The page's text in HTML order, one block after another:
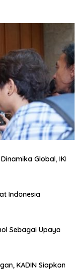
Global, IKI
Indonesia
Sebagai Upaya
KADIN Siapkan